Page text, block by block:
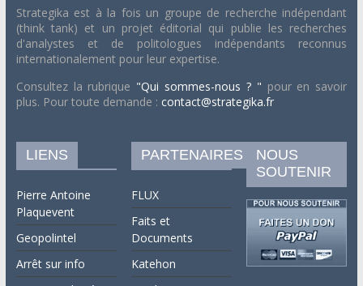
Strategika est à la fois un groupe de recherche indépendant
(think tank) et un projet éditorial qui publie les recherches
d'analystes et de politologues indépendants reconnus
internationalement pour leur expertise.
Consultez la rubrique "Qui sommes-nous ? " pour en savoir
plus. Pour toute demande : contact@strategika.fr
LIENS
Pierre Antoine
Plaquevent
Geopolintel
Arrêt sur info
PARTENAIRES
FLUX
Faits et
Documents
Katehon
NOUS
SOUTENIR